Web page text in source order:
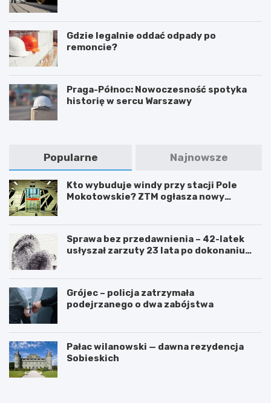
Gdzie legalnie oddać odpady po
remoncie?
Praga-Północ: Nowoczesność spotyka
historię w sercu Warszawy
Popularne Najnowsze
Kto wybuduje windy przy stacji Pole
Mokotowskie? ZTM ogłasza nowy
Sprawa bez przedawnienia – 42-latek
usłyszał zarzuty 23 lata po dokonaniu
Grójec – policja zatrzymała
podejrzanego o dwa zabójstwa
Pałac wilanowski — dawna rezydencja
Sobieskich